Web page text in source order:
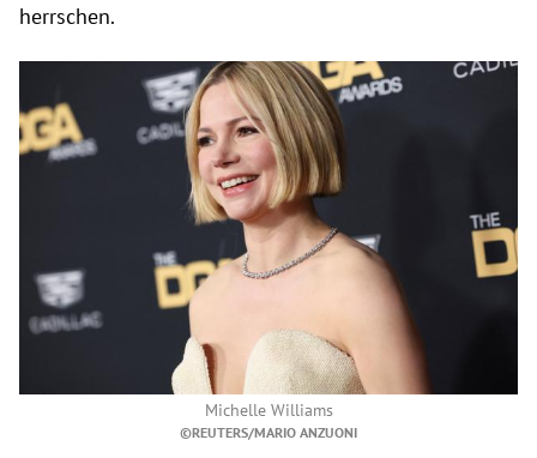
herrschen.
Michelle Williams
©REUTERS/MARIO ANZUONI